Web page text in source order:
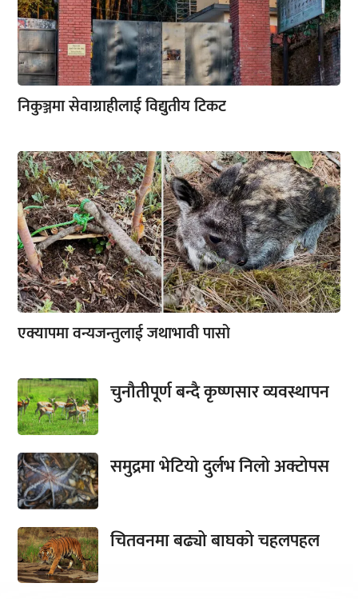
निकुञ्जमा सेवाग्राहीलाई विद्युतीय टिकट
एक्यापमा वन्यजन्तुलाई जथाभावी पासो
चुनौतीपूर्ण बन्दै कृष्णसार व्यवस्थापन
समुद्रमा भेटियो दुर्लभ निलो अक्टोपस
चितवनमा बढ्यो बाघको चहलपहल